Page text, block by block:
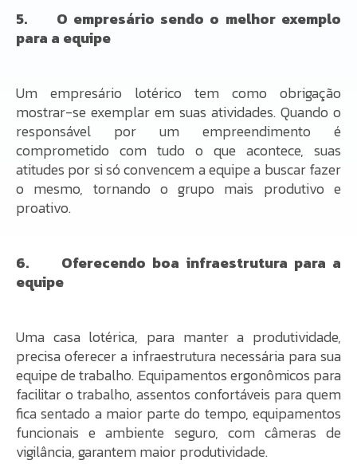
5. O empresário sendo o melhor exemplo
para a equipe
Um empresário lotérico tem como obrigação
mostrar-se exemplar em suas atividades. Quando o
responsável por um empreendimento é
comprometido com tudo o que acontece, suas
atitudes por si só convencem a equipe a buscar fazer
o mesmo, tornando o grupo mais produtivo e
proativo.
6. Oferecendo boa infraestrutura para a
equipe
Uma casa lotérica, para manter a produtividade,
precisa oferecer a infraestrutura necessária para sua
equipe de trabalho. Equipamentos ergonômicos para
facilitar o trabalho, assentos confortáveis para quem
fica sentado a maior parte do tempo, equipamentos
funcionais e ambiente seguro, com câmeras de
vigilância, garantem maior produtividade.